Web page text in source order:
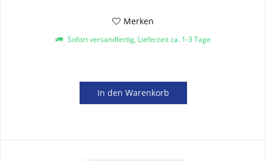
Merken
Sofort versandfertig, Lieferzeit ca. 1-3 Tage
In den Warenkorb